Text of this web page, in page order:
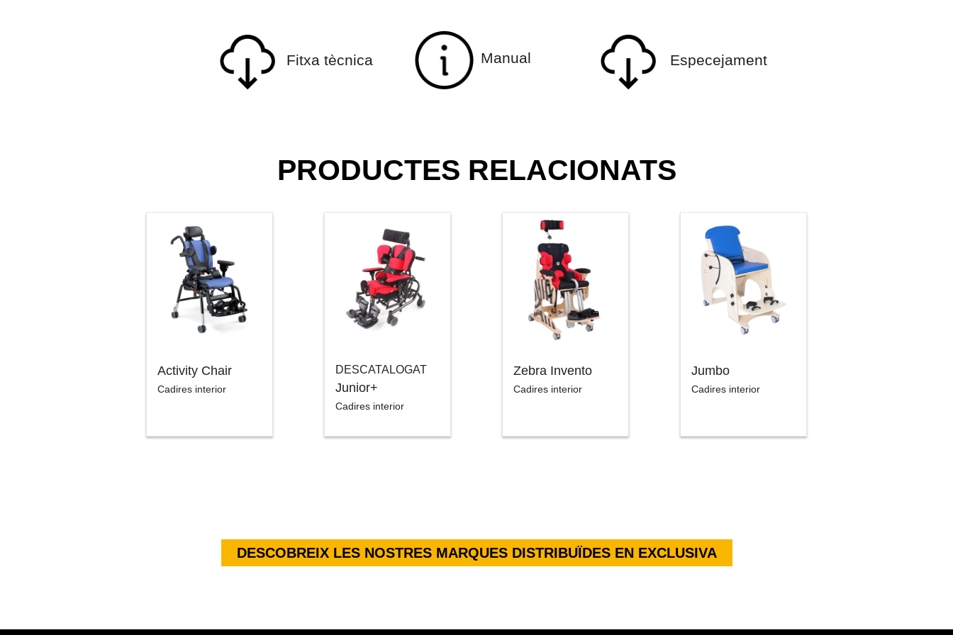
Fitxa tècnica Manual Especejament
PRODUCTES RELACIONATS
Activity Chair
Cadires interior
DESCATALOGAT
Junior+
Cadires interior
Zebra Invento
Cadires interior
Jumbo
Cadires interior
DESCOBREIX LES NOSTRES MARQUES DISTRIBUÏDES EN EXCLUSIVA